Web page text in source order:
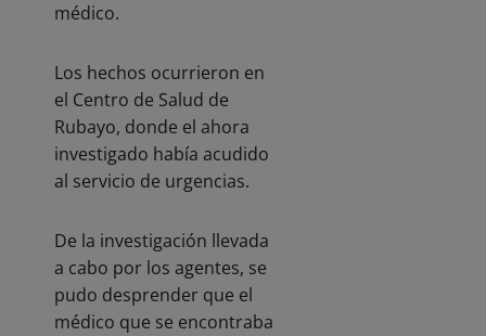
médico.
Los hechos ocurrieron en
el Centro de Salud de
Rubayo, donde el ahora
investigado había acudido
al servicio de urgencias.
De la investigación llevada
a cabo por los agentes, se
pudo desprender que el
médico que se encontraba